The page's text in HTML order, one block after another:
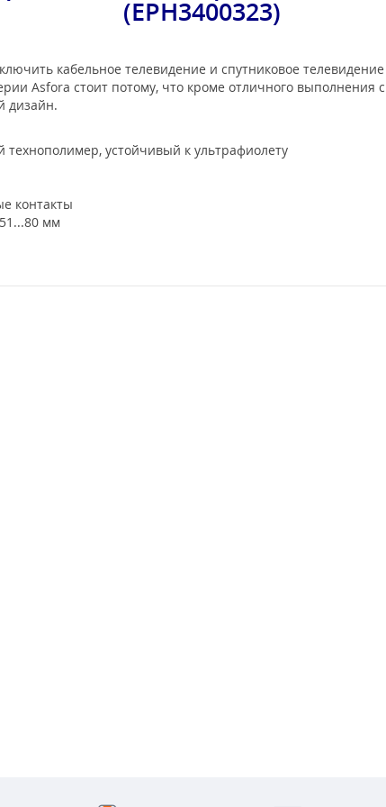
(EPH3400323)
кабельное телевидение и спутниковое
Asfora стоит потому, что кроме отличного выполнения
дизайн.
устойчивый к ультрафиолету
контакты
мм